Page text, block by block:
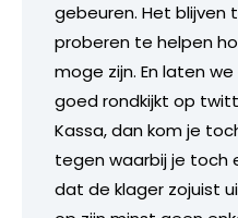
gebeuren. Het blijven
proberen te helpen
moge zijn. En laten
goed rondkijkt op
Kassa, dan kom je
tegen waarbij je toch
dat de klager zojuist